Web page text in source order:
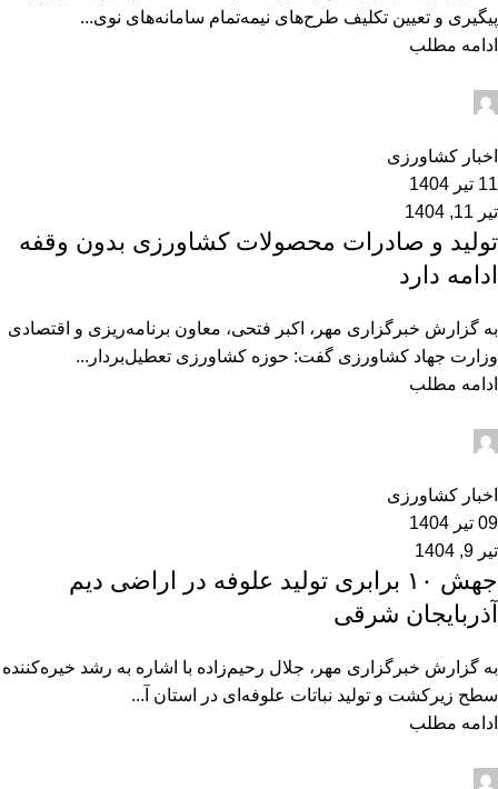
پیگیری و تعیین تکلیف طرح‌های نیمه‌تمام سامانه‌های نوی...
ادامه مطلب
اخبار کشاورزی
11 تیر 1404
تیر 11, 1404
تولید و صادرات محصولات کشاورزی بدون وقفه
ادامه دارد
به گزارش خبرگزاری مهر، اکبر فتحی، معاون برنامه‌ریزی و اقتصادی
وزارت جهاد کشاورزی گفت: حوزه کشاورزی تعطیل‌بردار...
ادامه مطلب
اخبار کشاورزی
09 تیر 1404
تیر 9, 1404
جهش ۱۰ برابری تولید علوفه در اراضی دیم
آذربایجان شرقی
به گزارش خبرگزاری مهر، جلال رحیم‌زاده با اشاره به رشد خیره‌کننده
سطح زیرکشت و تولید نباتات علوفه‌ای در استان آ...
ادامه مطلب